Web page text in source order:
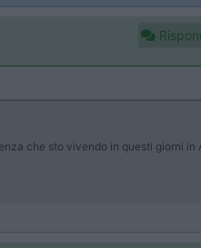
che sto vivendo in questi giorni in